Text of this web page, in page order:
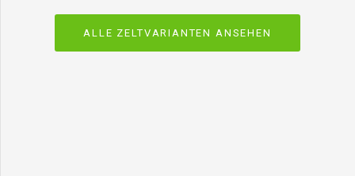
ALLE ZELTVARIANTEN ANSEHEN